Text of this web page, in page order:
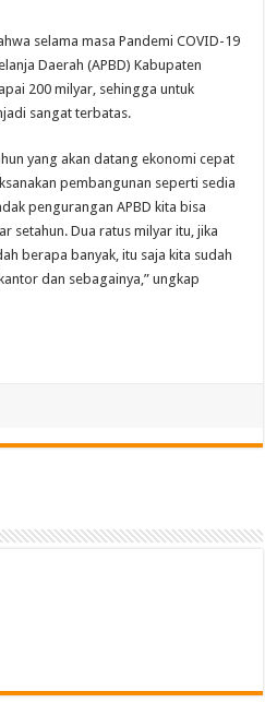
selama masa Pandemi COVID-19
Daerah (APBD) Kabupaten
200 milyar, sehingga untuk
sangat terbatas.
yang akan datang ekonomi cepat
pembangunan seperti sedia
pengurangan APBD kita bisa
setahun. Dua ratus milyar itu, jika
berapa banyak, itu saja kita sudah
dan sebagainya,” ungkap